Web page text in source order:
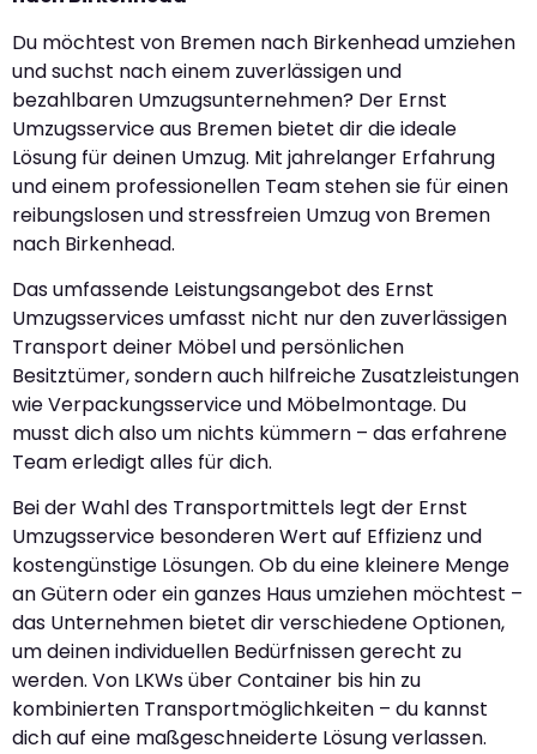
Du möchtest von Bremen nach Birkenhead umziehen
und suchst nach einem zuverlässigen und
bezahlbaren Umzugsunternehmen? Der Ernst
Umzugsservice aus Bremen bietet dir die ideale
Lösung für deinen Umzug. Mit jahrelanger Erfahrung
und einem professionellen Team stehen sie für einen
reibungslosen und stressfreien Umzug von Bremen
nach Birkenhead.
Das umfassende Leistungsangebot des Ernst
Umzugsservices umfasst nicht nur den zuverlässigen
Transport deiner Möbel und persönlichen
Besitztümer, sondern auch hilfreiche Zusatzleistungen
wie Verpackungsservice und Möbelmontage. Du
musst dich also um nichts kümmern – das erfahrene
Team erledigt alles für dich.
Bei der Wahl des Transportmittels legt der Ernst
Umzugsservice besonderen Wert auf Effizienz und
kostengünstige Lösungen. Ob du eine kleinere Menge
an Gütern oder ein ganzes Haus umziehen möchtest –
das Unternehmen bietet dir verschiedene Optionen,
um deinen individuellen Bedürfnissen gerecht zu
werden. Von LKWs über Container bis hin zu
kombinierten Transportmöglichkeiten – du kannst
dich auf eine maßgeschneiderte Lösung verlassen.